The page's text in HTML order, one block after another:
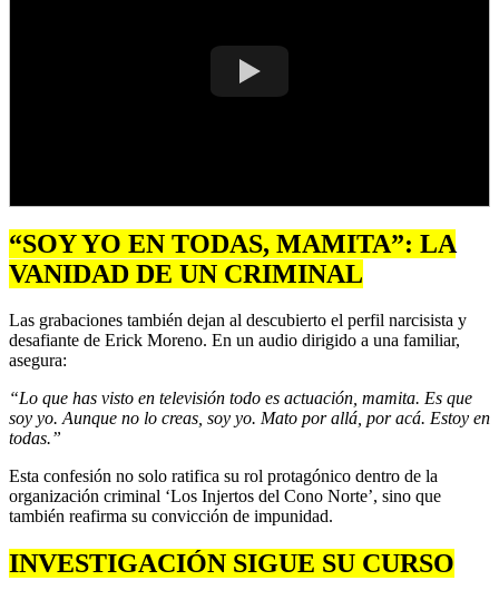
“SOY YO EN TODAS, MAMITA”: LA
VANIDAD DE UN CRIMINAL
Las grabaciones también dejan al descubierto el perfil narcisista y
desafiante de Erick Moreno. En un audio dirigido a una familiar,
asegura:
“Lo que has visto en televisión todo es actuación, mamita. Es que
soy yo. Aunque no lo creas, soy yo. Mato por allá, por acá. Estoy en
todas.”
Esta confesión no solo ratifica su rol protagónico dentro de la
organización criminal ‘Los Injertos del Cono Norte’, sino que
también reafirma su convicción de impunidad.
INVESTIGACIÓN SIGUE SU CURSO